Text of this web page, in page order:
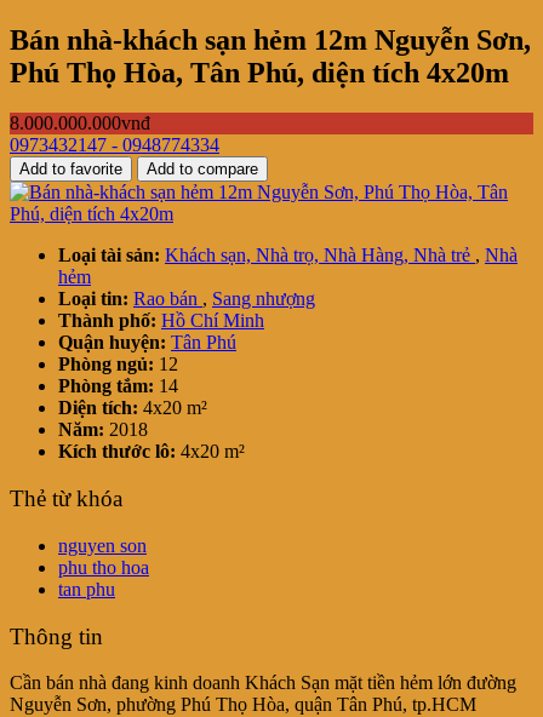
Bán nhà-khách sạn hẻm 12m Nguyễn Sơn,
Phú Thọ Hòa, Tân Phú, diện tích 4x20m
8.000.000.000vnđ
0973432147 - 0948774334
Add to favorite Add to compare
Loại tài sản: Khách sạn, Nhà trọ, Nhà Hàng, Nhà trẻ , Nhà
hẻm
Loại tin: Rao bán , Sang nhượng
Thành phố: Hồ Chí Minh
Quận huyện: Tân Phú
Phòng ngủ: 12
Phòng tắm: 14
Diện tích: 4x20 m²
Năm: 2018
Kích thước lô: 4x20 m²
Thẻ từ khóa
nguyen son
phu tho hoa
tan phu
Thông tin
Cần bán nhà đang kinh doanh Khách Sạn mặt tiền hẻm lớn đường
Nguyễn Sơn, phường Phú Thọ Hòa, quận Tân Phú, tp.HCM